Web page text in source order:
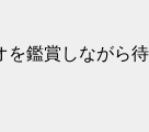
を鑑賞しながら待